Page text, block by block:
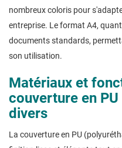
nombreux coloris pour
entreprise. Le format A4,
documents standards,
son utilisation.
Matériaux et
couverture en
divers
La couverture en PU